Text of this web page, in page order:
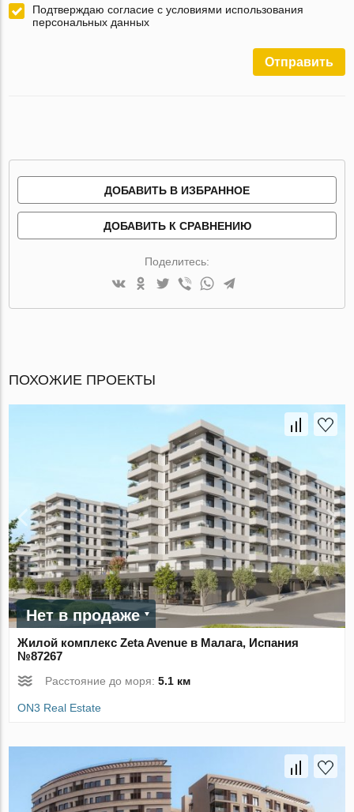
Подтверждаю согласие с условиями использования
персональных данных
Отправить
ДОБАВИТЬ В ИЗБРАННОЕ
ДОБАВИТЬ К СРАВНЕНИЮ
Поделитесь:
ПОХОЖИЕ ПРОЕКТЫ
Нет в продаже
Жилой комплекс Zeta Avenue в Малага, Испания
№87267
Расстояние до моря:5.1 км
ON3 Real Estate